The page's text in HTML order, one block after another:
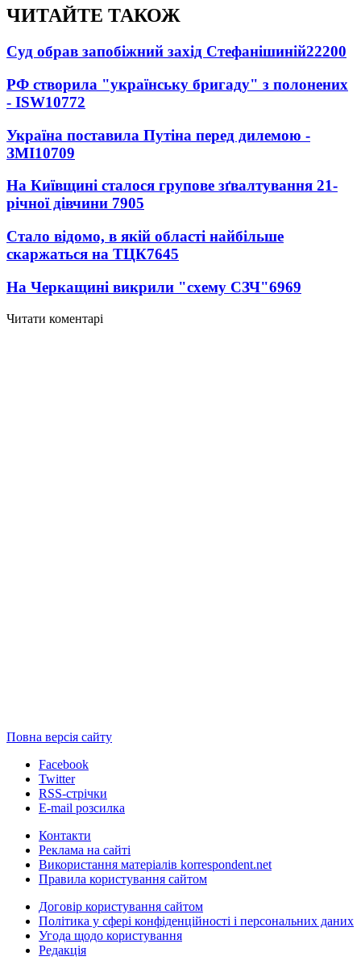
ЧИТАЙТЕ ТАКОЖ
Суд обрав запобіжний захід Стефанішиній22200
РФ створила "українську бригаду" з полонених
- ISW10772
Україна поставила Путіна перед дилемою -
ЗМІ10709
На Київщині сталося групове зґвалтування 21-
річної дівчини 7905
Стало відомо, в якій області найбільше
скаржаться на ТЦК7645
На Черкащині викрили "схему СЗЧ"6969
Читати коментарі
Повна версія сайту
Facebook
Twitter
RSS-стрічки
E-mail розсилка
Контакти
Реклама на сайті
Використання матеріалів korrespondent.net
Правила користування сайтом
Договір користування сайтом
Політика у сфері конфіденційності і персональних даних
Угода щодо користування
Редакція